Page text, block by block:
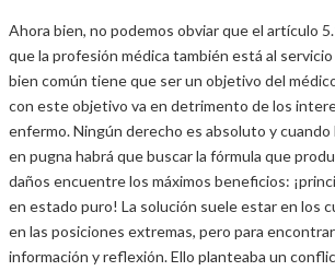
Ahora bien, no podemos obviar que el artículo
que la profesión médica también está al servicio
bien común tiene que ser un objetivo del
con este objetivo va en detrimento de los
enfermo. Ningún derecho es absoluto y
en pugna habrá que buscar la fórmula que
daños encuentre los máximos beneficios:
en estado puro! La solución suele estar en los
en las posiciones extremas, pero para
información y reflexión. Ello planteaba un